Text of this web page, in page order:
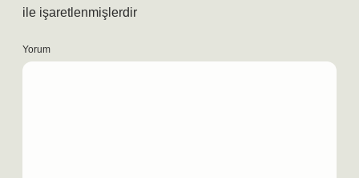
ile işaretlenmişlerdir
Yorum